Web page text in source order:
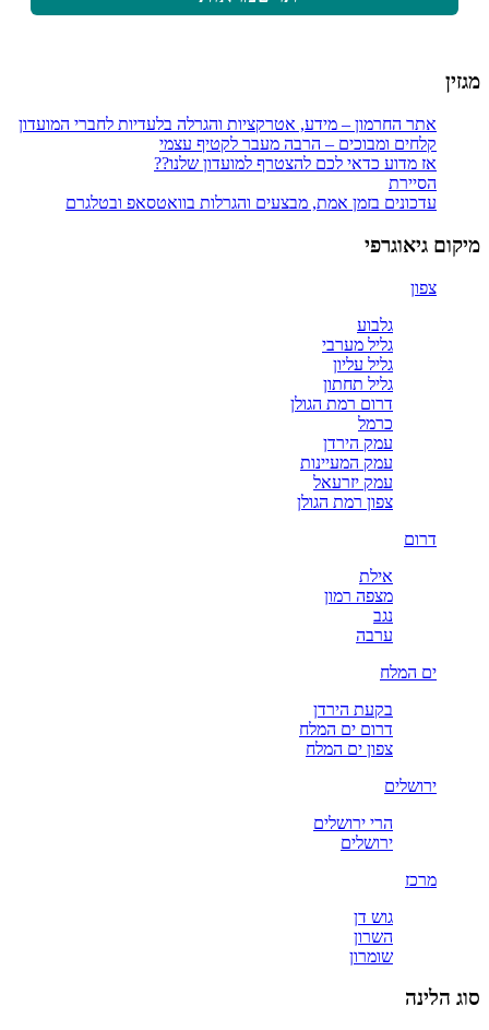
מגזין
אתר החרמון – מידע, אטרקציות והגרלה בלעדיות לחברי המועדון
קלחים ומבוכים – הרבה מעבר לקטיף עצמי
אז מדוע כדאי לכם להצטרף למועדון שלנו??
הסיירת
עדכונים בזמן אמת, מבצעים והגרלות בוואטסאפ ובטלגרם
מיקום גיאוגרפי
צפון
גלבוע
גליל מערבי
גליל עליון
גליל תחתון
דרום רמת הגולן
כרמל
עמק הירדן
עמק המעיינות
עמק יזרעאל
צפון רמת הגולן
דרום
אילת
מצפה רמון
נגב
ערבה
ים המלח
בקעת הירדן
דרום ים המלח
צפון ים המלח
ירושלים
הרי ירושלים
ירושלים
מרכז
גוש דן
השרון
שומרון
סוג הלינה